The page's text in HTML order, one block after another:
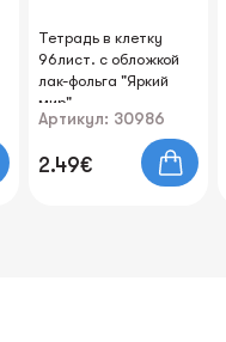
Тетрадь в клетку
96лист. с обложкой
лак-фольга "Яркий
мир"
Артикул: 30986
2.49€